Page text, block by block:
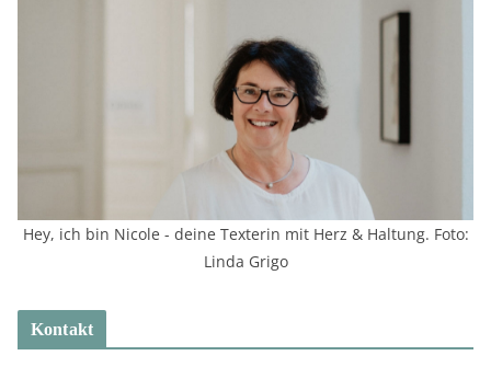
Hey, ich bin Nicole - deine Texterin mit Herz & Haltung. Foto:
Linda Grigo
Kontakt